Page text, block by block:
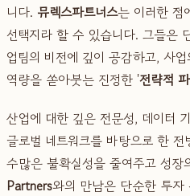
니다. 뮤렉스파트너스는 이러한 점
선택지라 할 수 있습니다. 그들은
업팀의 비전에 깊이 공감하고, 사
역량을 쏟아붓는 진정한 '전략적
산업에 대한 깊은 전문성, 데이터
글로벌 네트워크를 바탕으로 한
수많은 불확실성을 줄여주고 성장
Partners와의 만남은 단순한 투자